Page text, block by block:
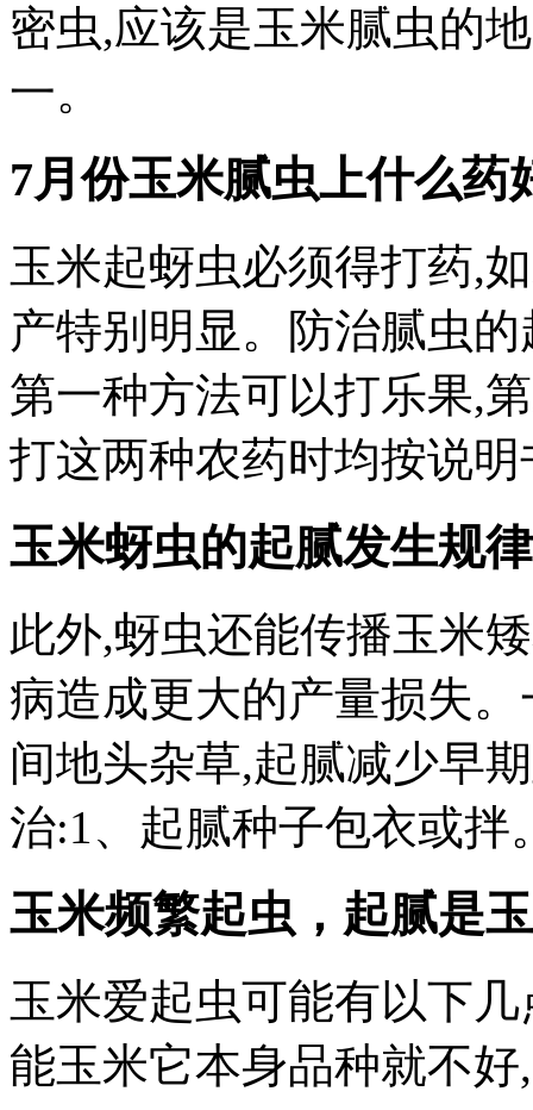
密虫,应该是玉米腻虫的
一。
7月份玉米腻虫上什么药
玉米起蚜虫必须得打药,
产特别明显。防治腻虫的
第一种方法可以打乐果,
打这两种农药时均按说
玉米蚜虫的起腻发生规
此外,蚜虫还能传播玉米
病造成更大的产量损失
间地头杂草,起腻减少早
治:1、起腻种子包衣或拌
玉米频繁起虫，起腻是
玉米爱起虫可能有以下
能玉米它本身品种就不